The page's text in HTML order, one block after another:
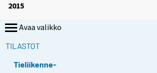
2015
Avaa valikko
TILASTOT
Tieliikenne-